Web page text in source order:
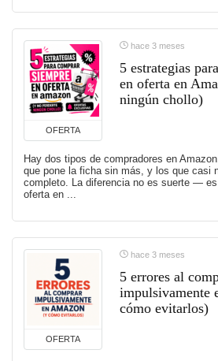
OFERTA
hace 3 meses
5 estrategias
en oferta en
ningún chollo)
Hay dos tipos de compradores en
que pone la ficha sin más, y los que casi
completo. La diferencia no es suerte —
oferta en ...
OFERTA
hace 3 meses
5 errores al
impulsivamente
cómo evitarlos)